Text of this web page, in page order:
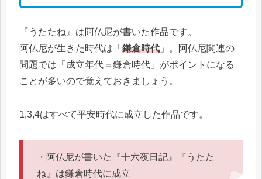
『うたたね』は阿仏尼が書いた作品です。
阿仏尼が生きた時代は「 鎌倉時代 」。阿仏尼関連の
問題では「成立年代＝鎌倉時代」がポイントになる
ことが多いので覚えておきましょう。
1,3,4はすべて平安時代に成立した作品です。
・阿仏尼が書いた『十六夜日記』『うたた
ね』は鎌倉時代に成立